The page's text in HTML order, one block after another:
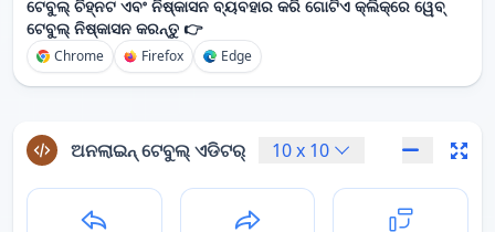
ଟେବୁଲ୍ ଚିହ୍ନଟ ଏବଂ ନିଷ୍କାସନ ବ୍ୟବହାର କରି ଗୋଟିଏ କ୍ଲିକ୍‌ରେ ୱେବ୍
ଟେବୁଲ୍ ନିଷ୍କାସନ କରନ୍ତୁ 👉
Chrome Firefox Edge
ଅନଲାଇନ୍ ଟେବୁଲ୍ ଏଡିଟର୍ 10x 10